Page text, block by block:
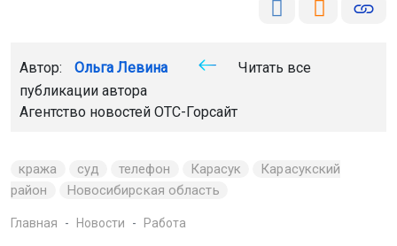
Автор: Ольга Левина
Читать все
публикации автора
Агентство новостей ОТС-Горсайт
кража суд телефон Карасук
Карасукский
район
Новосибирская область
Главная Новости Работа